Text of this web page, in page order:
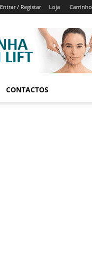
Entrar / Registar Loja Carrinho
CONTACTOS